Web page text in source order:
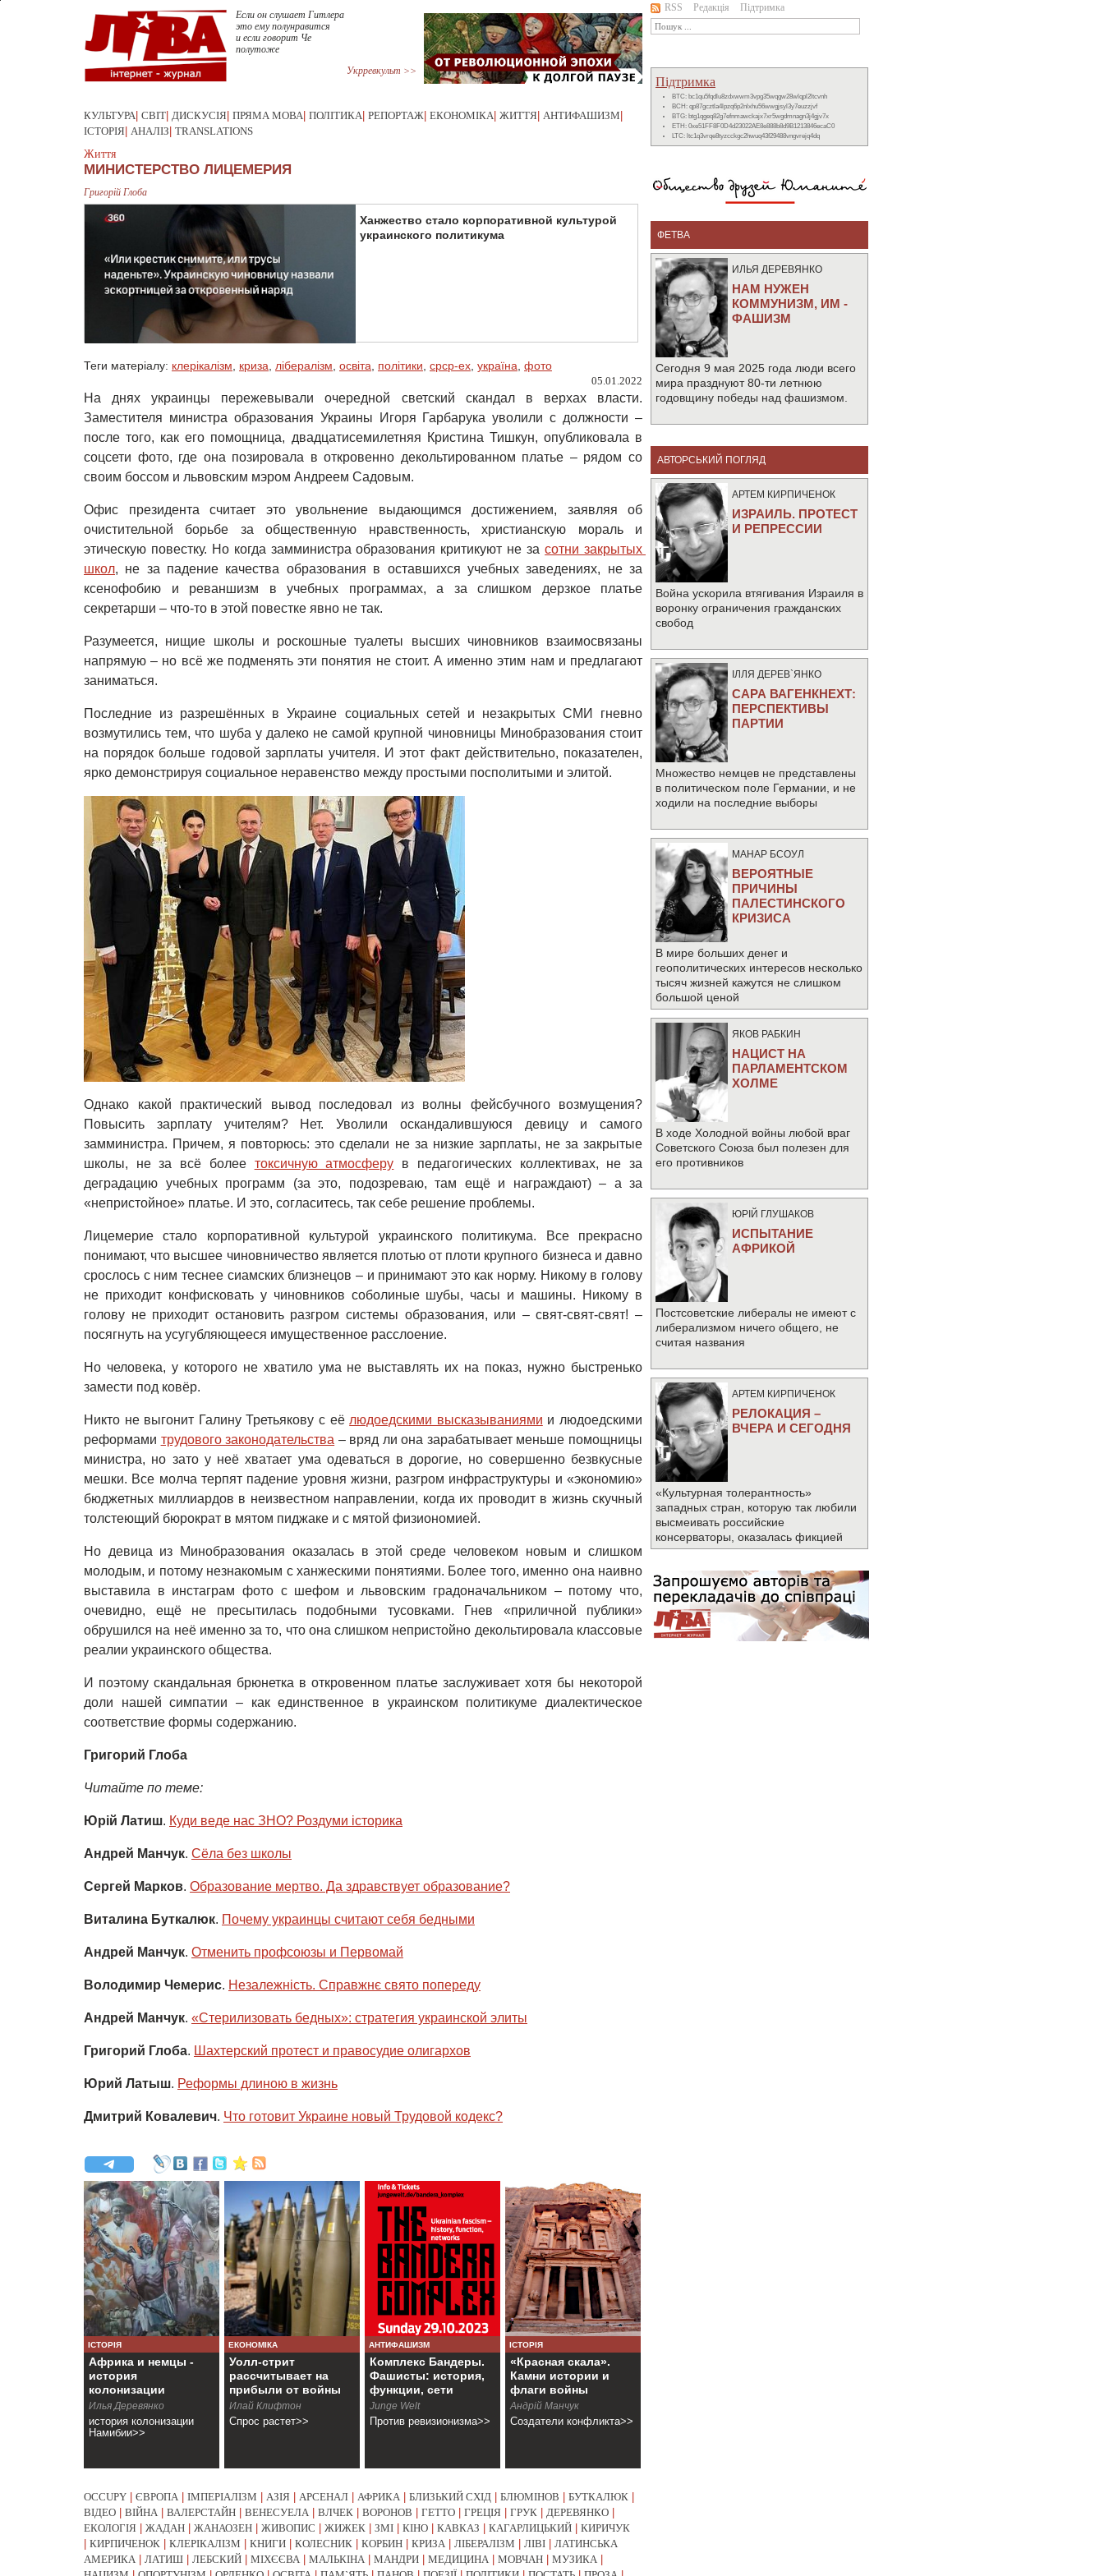
Если он слушает Гитлера
это ему полунравится
и если говорит Че
полутоже
Укрревкульт >>
КУЛЬТУРА СВІТ ДИСКУСІЯ ПРЯМА МОВА ПОЛІТИКА РЕПОРТАЖ ЕКОНОМІКА ЖИТТЯ АНТИФАШИЗМ
ІСТОРІЯ АНАЛІЗ TRANSLATIONS
Життя
МИНИСТЕРСТВО ЛИЦЕМЕРИЯ
Григорій Глоба
Ханжество стало корпоративной культурой
украинского политикума
Теги матеріалу: клерікалізм криза лібералізм освіта політики срср-ex україна фото
05.01.2022
На днях украинцы пережевывали очередной светский скандал в верхах власти.
Заместителя министра образования Украины Игоря Гарбарука уволили с должности –
после того, как его помощница, двадцатисемилетняя Кристина Тишкун, опубликовала в
соцсети фото, где она позировала в откровенно декольтированном платье – рядом со
своим боссом и львовским мэром Андреем Садовым.
Офис президента считает это увольнение выдающимся достижением, заявляя об
очистительной борьбе за общественную нравственность, христианскую мораль и
этическую повестку. Но когда замминистра образования критикуют не засотни закрытых
школ, не за падение качества образования в оставшихся учебных заведениях, не за
ксенофобию и реваншизм в учебных программах, а за слишком дерзкое платье
секретарши – что-то в этой повестке явно не так.
Разумеется, нищие школы и роскошные туалеты высших чиновников взаимосвязаны
напрямую – но всё же подменять эти понятия не стоит. А именно этим нам и предлагают
заниматься.
Последние из разрешённых в Украине социальных сетей и незакрытых СМИ гневно
возмутились тем, что шуба у далеко не самой крупной чиновницы Минобразования стоит
на порядок больше годовой зарплаты учителя. И этот факт действительно, показателен,
ярко демонстрируя социальное неравенство между простыми посполитыми и элитой.
Однако какой практический вывод последовал из волны фейсбучного возмущения?
Повысить зарплату учителям? Нет. Уволили оскандалившуюся девицу и самого
замминистра. Причем, я повторюсь: это сделали не за низкие зарплаты, не за закрытые
школы, не за всё более токсичную атмосферу в педагогических коллективах, не за
деградацию учебных программ (за это, подозреваю, там ещё и награждают) – а за
«непристойное» платье. И это, согласитесь, так себе решение проблемы.
Лицемерие стало корпоративной культурой украинского политикума. Все прекрасно
понимают, что высшее чиновничество является плотью от плоти крупного бизнеса и давно
срослось с ним теснее сиамских близнецов – и принимают это как норму. Никому в голову
не приходит конфисковать у чиновников соболиные шубы, часы и машины. Никому в
голову не приходит остановить разгром системы образования, или – свят-свят-свят! –
посягнуть на усугубляющееся имущественное расслоение.
Но человека, у которого не хватило ума не выставлять их на показ, нужно быстренько
замести под ковёр.
Никто не выгонит Галину Третьякову с её людоедскими высказываниями и людоедскими
реформами трудового законодательства – вряд ли она зарабатывает меньше помощницы
министра, но зато у неё хватает ума одеваться в дорогие, но совершенно безвкусные
мешки. Все молча терпят падение уровня жизни, разгром инфраструктуры и «экономию»
бюджетных миллиардов в неизвестном направлении, когда их проводит в жизнь скучный
толстеющий бюрократ в мятом пиджаке и с мятой физиономией.
Но девица из Минобразования оказалась в этой среде человеком новым и слишком
молодым, и потому незнакомым с ханжескими понятиями. Более того, именно она наивно
выставила в инстаграм фото с шефом и львовским градоначальником – потому что,
очевидно, ещё не пресытилась подобными тусовками. Гнев «приличной публики»
обрушился на неё именно за то, что она слишком непристойно декольтировала классовые
реалии украинского общества.
И поэтому скандальная брюнетка в откровенном платье заслуживает хотя бы некоторой
доли нашей симпатии – как единственное в украинском политикуме диалектическое
соответствие формы содержанию.
Григорий Глоба
Читайте по теме:
Юрій Латиш. Куди веде нас ЗНО? Роздуми історика
Андрей Манчук. Сёла без школы
Сергей Марков. Образование мертво. Да здравствует образование?
Виталина Буткалюк. Почему украинцы считают себя бедными
Андрей Манчук. Отменить профсоюзы и Первомай
Володимир Чемерис. Незалежність. Справжнє свято попереду
Андрей Манчук. «Стерилизовать бедных»: стратегия украинской элиты
Григорий Глоба. Шахтерский протест и правосудие олигархов
Юрий Латыш. Реформы длиною в жизнь
Дмитрий Ковалевич. Что готовит Украине новый Трудовой кодекс?
ІСТОРІЯ
Африка и немцы -
история
колонизации
Намибии
Илья Деревянко
история колонизации
Намибии>>
ЕКОНОМІКА
Уолл-стрит
рассчитывает на
прибыли от войны
Илай Клифтон
Спрос растет>>
АНТИФАШИЗМ
Комплекс Бандеры.
Фашисты: история,
функции, сети
Junge Welt
Против ревизионизма>>
ІСТОРІЯ
«Красная скала».
Камни истории и
флаги войны
Андрій Манчук
Создатели конфликта>>
OCCUPY ЄВРОПА ІМПЕРІАЛІЗМ АЗІЯ АРСЕНАЛ АФРИКА БЛИЗЬКИЙ СХІД БЛЮМІНОВ БУТКАЛЮК
ВІДЕО
ВІЙНА ВАЛЕРСТАЙН ВЕНЕСУЕЛА ВЛЧЕК ВОРОНОВ ГЕТТО ГРЕЦІЯ ГРУК ДЕРЕВЯНКО
ЕКОЛОГІЯ
ЖАДАН ЖАНАОЗЕН ЖИВОПИС ЖИЖЕК ЗМІ КІНО КАВКАЗ КАГАРЛИЦЬКИЙ
КИРИЧУК
КИРПИЧЕНОК КЛЕРІКАЛІЗМ КНИГИ КОЛЕСНИК КОРБИН КРИЗА ЛІБЕРАЛІЗМ ЛІВІ
ЛАТИНСЬКА
АМЕРИКА
ЛАТИШ ЛЕБСКИЙ МІХЄЄВА МАЛЬКІНА МАНДРИ МЕДИЦИНА МОВЧАН МУЗИКА
RSS Редакція Підтримка
Підтримка
BTC: bc1qu5fqdlu8zdxwwm3vpg35wqgw28wlqpl2ltcvnh
BCH: qp87gcztla4lpzq6p2nlxhu56wwgjsyl3y7euzzjvf
BTG: btg1qgeq82g7efnmawckajx7xr5wgdmnagn3j4gjv7x
ETH: 0xe51FF8F0D4d23022AE8e888b8d9B1213846ecaC0
LTC: ltc1q3vrqe8tyzcckgc2hwuq43f29488vngvrejq4dq
ФЕТВА
ИЛЬЯ ДЕРЕВЯНКО
НАМ НУЖЕН
КОММУНИЗМ, ИМ -
ФАШИЗМ
Сегодня 9 мая 2025 года люди всего
мира празднуют 80-ти летнюю
годовщину победы над фашизмом.
АВТОРСЬКИЙ ПОГЛЯД
АРТЕМ КИРПИЧЕНОК
ИЗРАИЛЬ. ПРОТЕСТ
И РЕПРЕССИИ
Война ускорила втягивания Израиля в
воронку ограничения гражданских
свобод
IЛЛЯ ДЕРЕВ`ЯНКО
САРА ВАГЕНКНЕХТ:
ПЕРСПЕКТИВЫ
ПАРТИИ
Множество немцев не представлены
в политическом поле Германии, и не
ходили на последние выборы
МАНАР БСОУЛ
ВЕРОЯТНЫЕ
ПРИЧИНЫ
ПАЛЕСТИНСКОГО
КРИЗИСА
В мире больших денег и
геополитических интересов несколько
тысяч жизней кажутся не слишком
большой ценой
ЯКОВ РАБКИН
НАЦИСТ НА
ПАРЛАМЕНТСКОМ
ХОЛМЕ
В ходе Холодной войны любой враг
Советского Союза был полезен для
его противников
ЮРIЙ ГЛУШАКОВ
ИСПЫТАНИЕ
АФРИКОЙ
Постсоветские либералы не имеют с
либерализмом ничего общего, не
считая названия
АРТЕМ КИРПИЧЕНОК
РЕЛОКАЦИЯ –
ВЧЕРА И СЕГОДНЯ
«Культурная толерантность»
западных стран, которую так любили
высмеивать российские
консерваторы, оказалась фикцией